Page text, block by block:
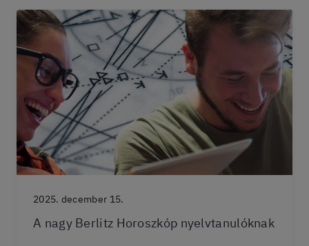
2025. december 15.
A nagy Berlitz Horoszkóp nyelvtanulóknak